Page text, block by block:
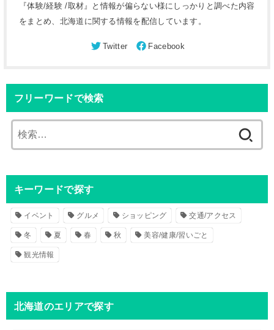
『体験/経験 /取材』と情報が偏らない様にしっかりと調べた内容
をまとめ、北海道に関する情報を配信しています。
フリーワードで検索
索
キーワードで探す
イベント グルメ ショッピング 交通/アクセス
冬 夏 春 秋 美容/健康/習いごと
観光情報
北海道のエリアで探す